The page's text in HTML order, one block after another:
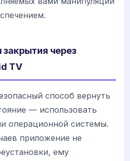
через
TV
способ вернуть
— использовать
операционной системы.
приложение не
ему